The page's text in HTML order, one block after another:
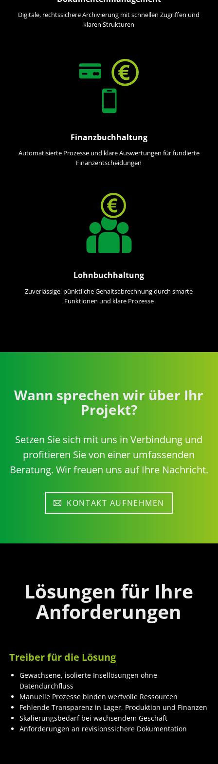
Digitale, rechtssichere Archivierung mit schnellen Zugriffen und
klaren Strukturen
Finanzbuchhaltung
Automatisierte Prozesse und klare Auswertungen für fundierte
Finanzentscheidungen
Lohnbuchhaltung
Zuverlässige, pünktliche Gehaltsabrechnung durch smarte
Funktionen und klare Prozesse
Wann sprechen wir über Ihr
Projekt?
Setzen Sie sich mit uns in Verbindung und
profitieren Sie von einer umfassenden
Beratung. Wir freuen uns auf Ihre Nachricht.
KONTAKT AUFNEHMEN
Lösungen für Ihre
Anforderungen
Treiber für die Lösung
Gewachsene, isolierte Insellösungen ohne
Datendurchfluss
Manuelle Prozesse binden wertvolle Ressourcen
Fehlende Transparenz in Lager, Produktion und Finanzen
Skalierungsbedarf bei wachsendem Geschäft
Anforderungen an revisionssichere Dokumentation